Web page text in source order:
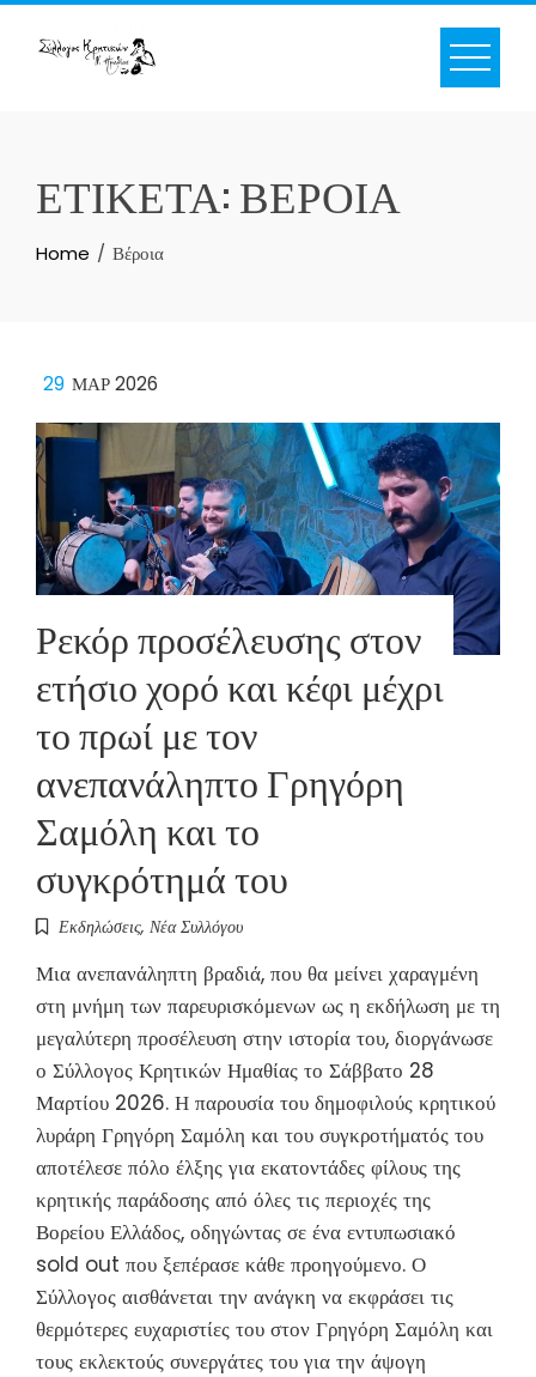
Skip
ΕΤΙΚΈΤΑ:ΒΈΡΟΙΑ
Home Βέροια
29 ΜΑΡ 2026
Ρεκόρ προσέλευσης στον
ετήσιο χορό και κέφι μέχρι
το πρωί με τον
ανεπανάληπτο Γρηγόρη
Σαμόλη και το
συγκρότημά του
Εκδηλώσεις, Νέα Συλλόγου
Μια ανεπανάληπτη βραδιά, που θα μείνει χαραγμένη
στη μνήμη των παρευρισκόμενων ως η εκδήλωση με τη
μεγαλύτερη προσέλευση στην ιστορία του, διοργάνωσε
ο Σύλλογος Κρητικών Ημαθίας το Σάββατο 28
Μαρτίου 2026. Η παρουσία του δημοφιλούς κρητικού
λυράρη Γρηγόρη Σαμόλη και του συγκροτήματός του
αποτέλεσε πόλο έλξης για εκατοντάδες φίλους της
κρητικής παράδοσης από όλες τις περιοχές της
Βορείου Ελλάδος, οδηγώντας σε ένα εντυπωσιακό
sold out που ξεπέρασε κάθε προηγούμενο. Ο
Σύλλογος αισθάνεται την ανάγκη να εκφράσει τις
θερμότερες ευχαριστίες του στον Γρηγόρη Σαμόλη και
τους εκλεκτούς συνεργάτες του για την άψογη